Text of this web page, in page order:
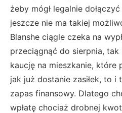
żeby mógł legalnie
jeszcze nie ma takiej
Blanshe ciągle czeka na
przeciągnąć do sierpnia, tak
kaucję na mieszkanie, które
jak już dostanie zasiłek, to i
zapas finansowy. Dlatego
wpłatę chociaż drobnej